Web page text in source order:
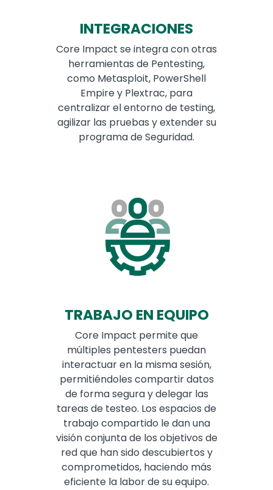
INTEGRACIONES
Core Impact se integra con otras
herramientas de Pentesting,
como Metasploit, PowerShell
Empire y Plextrac, para
centralizar el entorno de testing,
agilizar las pruebas y extender su
programa de Seguridad.
TRABAJO EN EQUIPO
Core Impact permite que
múltiples pentesters puedan
interactuar en la misma sesión,
permitiéndoles compartir datos
de forma segura y delegar las
tareas de testeo. Los espacios de
trabajo compartido le dan una
visión conjunta de los objetivos de
red que han sido descubiertos y
comprometidos, haciendo más
eficiente la labor de su equipo.